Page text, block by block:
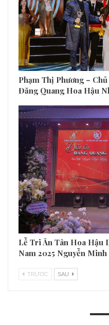
Phạm Thị Phương –
Đăng Quang Hoa Hậu
Lễ Tri Ân Tân Hoa Hậu
Nam 2025 Nguyễn
TRƯƠC SAU